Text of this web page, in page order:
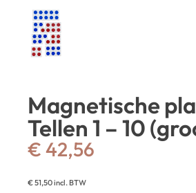
Magnetische
Tellen 1 – 10
€ 42,56
€51,50incl. BTW